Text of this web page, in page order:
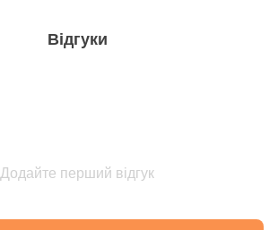
Відгуки
Додайте перший відгук